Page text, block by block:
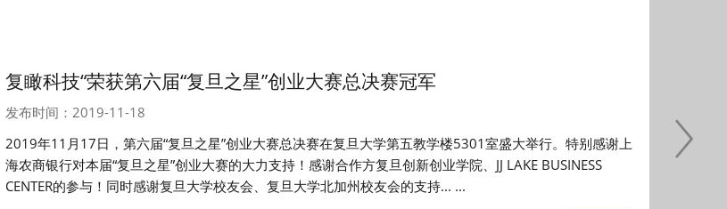
复瞰科技“荣获第六届“复旦之星”创业大赛总决赛冠军
发布时间：2019-11-18
2019年11月17日，第六届“复旦之星”创业大赛总决赛在复旦大学第五教学楼5301室盛大举行。特别感谢上
海农商银行对本届“复旦之星”创业大赛的大力支持！感谢合作方复旦创新创业学院、JJ LAKE BUSINESS
CENTER的参与！同时感谢复旦大学校友会、复旦大学北加州校友会的支持... ...